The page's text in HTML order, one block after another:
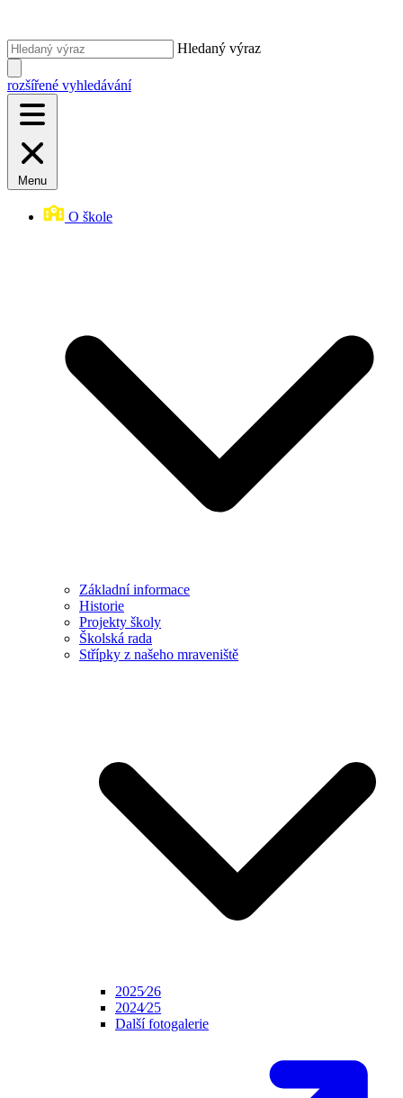
Hledaný výraz
rozšířené vyhledávání
Menu
O škole
Základní informace
Historie
Projekty školy
Školská rada
Střípky z našeho mraveniště
2025⁄26
2024⁄25
Další fotogalerie